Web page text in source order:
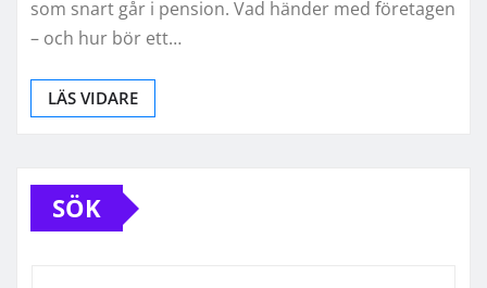
som snart går i pension. Vad händer med företagen
– och hur bör ett…
LÄS VIDARE
SÖK